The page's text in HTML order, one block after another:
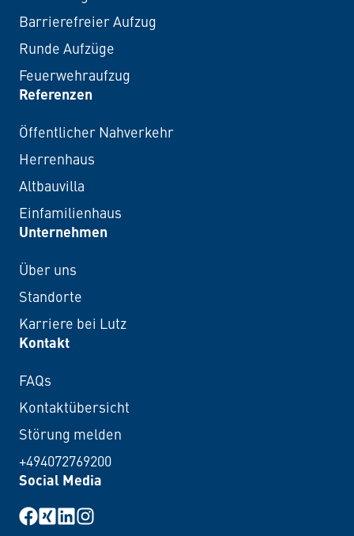
Barrierefreier Aufzug
Runde Aufzüge
Feuerwehraufzug
Referenzen
Öffentlicher Nahverkehr
Herrenhaus
Altbauvilla
Einfamilienhaus
Unternehmen
Über uns
Standorte
Karriere bei Lutz
Kontakt
FAQs
Kontaktübersicht
Störung melden
+494072769200
Social Media
Facebook
XINGLinkedInInstagram